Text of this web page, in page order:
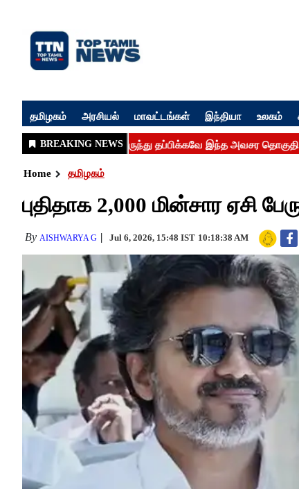
தமிழகம் அரசியல் மாவட்டங்கள் இந்தியா உலகம்
Home தமிழகம்
புதிதாக 2,000 மின்சார ஏசி
By AISHWARYA G Jul 6, 2026, 15:48 IST 10:18:38 AM